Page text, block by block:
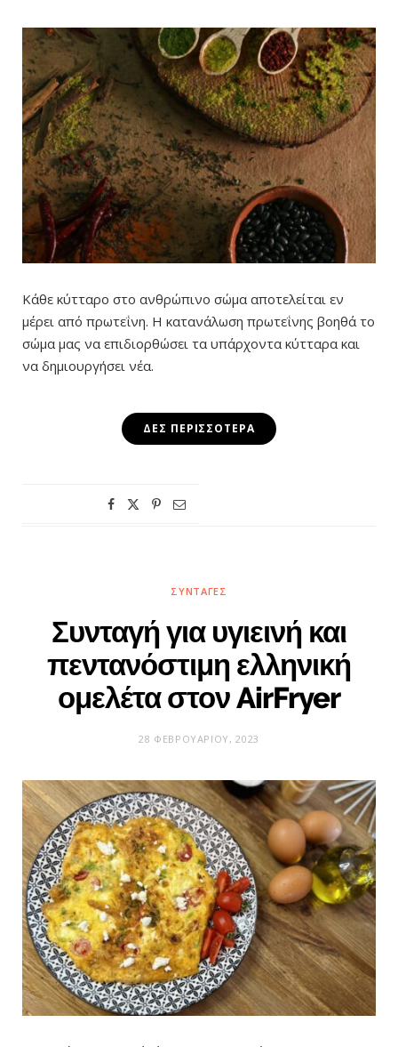
Κάθε κύτταρο στο ανθρώπινο σώμα αποτελείται εν
μέρει από πρωτεΐνη. Η κατανάλωση πρωτεΐνης βοηθά το
σώμα μας να επιδιορθώσει τα υπάρχοντα κύτταρα και
να δημιουργήσει νέα.
ΔΕΣ ΠΕΡΙΣΣΌΤΕΡΑ
ΣΥΝΤΑΓΈΣ
Συνταγή για υγιεινή και
πεντανόστιμη ελληνική
ομελέτα στον AirFryer
28 ΦΕΒΡΟΥΑΡΊΟΥ, 2023